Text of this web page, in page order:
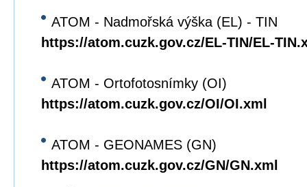
ATOM - Nadmořská výška (EL) - TIN
https://atom.cuzk.gov.cz/EL-TIN/EL-
ATOM - Ortofotosnímky (OI)
https://atom.cuzk.gov.cz/OI/OI.xml
ATOM - GEONAMES (GN)
https://atom.cuzk.gov.cz/GN/GN.xml